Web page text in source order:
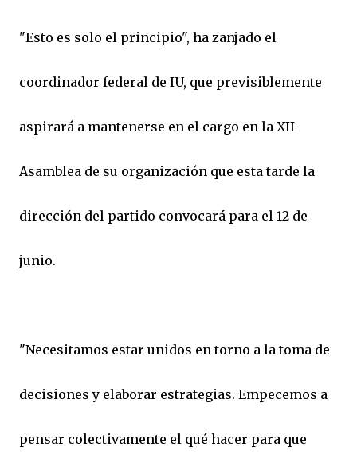
"Esto es solo el principio", ha zanjado el
coordinador federal de IU, que previsiblemente
aspirará a mantenerse en el cargo en la XII
Asamblea de su organización que esta tarde la
dirección del partido convocará para el 12 de
junio.
"Necesitamos estar unidos en torno a la toma de
decisiones y elaborar estrategias. Empecemos a
pensar colectivamente el qué hacer para que